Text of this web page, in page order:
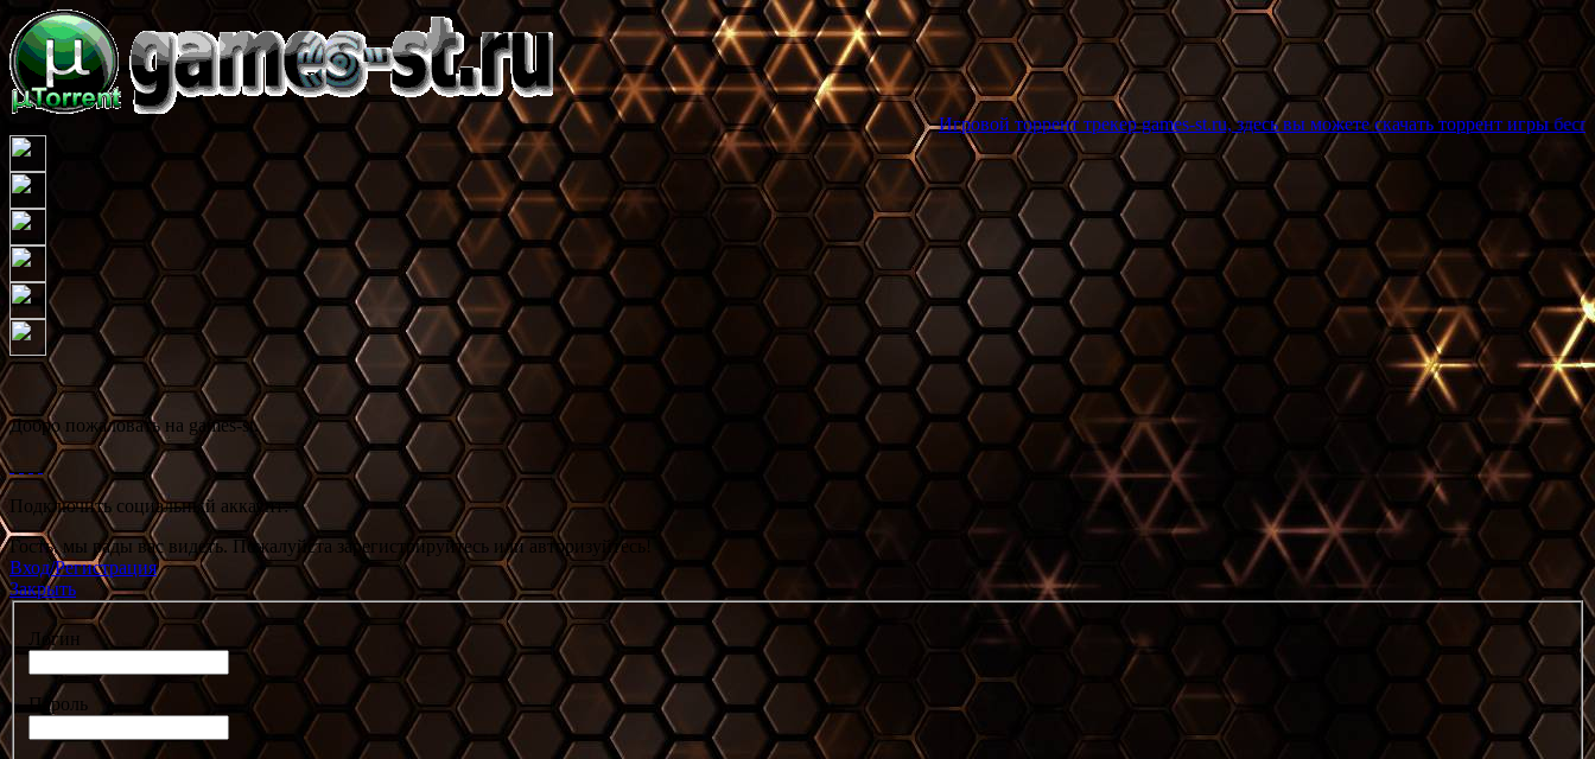
Игровой торрент трекер games-st.ru, здесь вы можете скачать торрент игры бесплатно и без
Добро пожаловать на games-st.
Подключить социальный аккаунт:
Гость, мы рады вас видеть. Пожалуйста зарегистрируйтесь или авторизуйтесь!
Вход/Регистрация
Закрыть
Логин
Пароль